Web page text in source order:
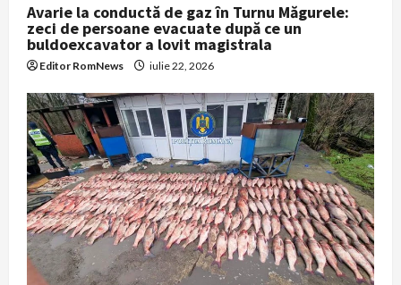
Avarie la conductă de gaz în Turnu Măgurele:
zeci de persoane evacuate după ce un
buldoexcavator a lovit magistrala
Editor RomNews iulie 22, 2026